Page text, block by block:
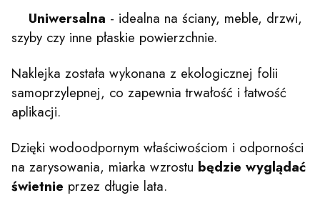
Uniwersalna - idealna na ściany, meble, drzwi,
szyby czy inne płaskie powierzchnie.
Naklejka została wykonana z ekologicznej folii
samoprzylepnej, co zapewnia trwałość i łatwość
aplikacji.
Dzięki wodoodpornym właściwościom i odporności
na zarysowania, miarka wzrostu będzie wyglądać
świetnie przez długie lata.